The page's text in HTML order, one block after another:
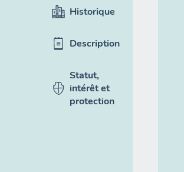
Historique
Description
Statut,
intérêt et
protection